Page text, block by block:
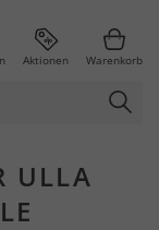
Aktionen Warenkorb
ULLA